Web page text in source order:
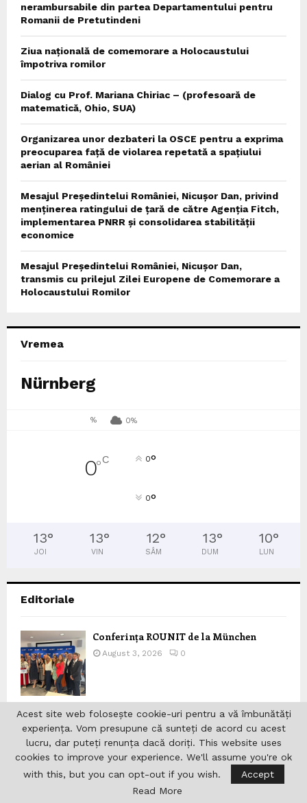
nerambursabile din partea Departamentului pentru
Romanii de Pretutindeni
Ziua națională de comemorare a Holocaustului
împotriva romilor
Dialog cu Prof. Mariana Chiriac – (profesoară de
matematică, Ohio, SUA)
Organizarea unor dezbateri la OSCE pentru a exprima
preocuparea față de violarea repetată a spațiului
aerian al României
Mesajul Președintelui României, Nicușor Dan, privind
menținerea ratingului de țară de către Agenția Fitch,
implementarea PNRR și consolidarea stabilității
economice
Mesajul Președintelui României, Nicușor Dan,
transmis cu prilejul Zilei Europene de Comemorare a
Holocaustului Romilor
Vremea
Nürnberg
% 0%
0°C 0°
0°
13°
JOI
13°
VIN
12°
SÂM
13°
DUM
10°
LUN
Editoriale
Conferința ROUNIT de la München
August 3, 2026 0
Scoala parohiala a Parohiei “Sf.
Grigorie Teologul” din
Schiedam/Rotterdam beneficiaza de
fonduri nerambursabile din partea
Departamentului pentru Romanii de
Pretutindeni
Acest site web folosește cookie-uri pentru a vă îmbunătăți
experiența. Vom presupune că sunteți de acord cu acest
lucru, dar puteți renunța dacă doriți. This website uses
cookies to improve your experience. We'll assume you're ok
with this, but you can opt-out if you wish.
Accept
Read More